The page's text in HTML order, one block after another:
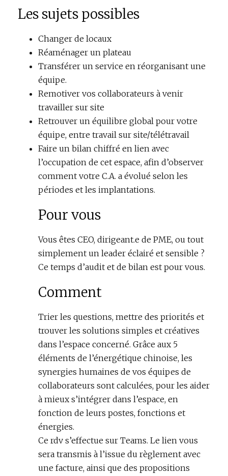
Les sujets possibles
Changer de locaux
Réaménager un plateau
Transférer un service en réorganisant une
équipe.
Remotiver vos collaborateurs à venir
travailler sur site
Retrouver un équilibre global pour votre
équipe, entre travail sur site/télétravail
Faire un bilan chiffré en lien avec
l’occupation de cet espace, afin d’observer
comment votre C.A. a évolué selon les
périodes et les implantations.
Pour vous
Vous êtes CEO, dirigeant.e de PME, ou tout
simplement un leader éclairé et sensible ?
Ce temps d’audit et de bilan est pour vous.
Comment
Trier les questions, mettre des priorités et
trouver les solutions simples et créatives
dans l’espace concerné. Grâce aux 5
éléments de l’énergétique chinoise, les
synergies humaines de vos équipes de
collaborateurs sont calculées, pour les aider
à mieux s’intégrer dans l’espace, en
fonction de leurs postes, fonctions et
énergies.
Ce rdv s’effectue sur Teams. Le lien vous
sera transmis à l’issue du règlement avec
une facture, ainsi que des propositions